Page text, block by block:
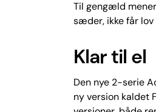
Til gengæld
sæder, ikke får
Klar til el
Den nye 2-serie
ny version kaldet